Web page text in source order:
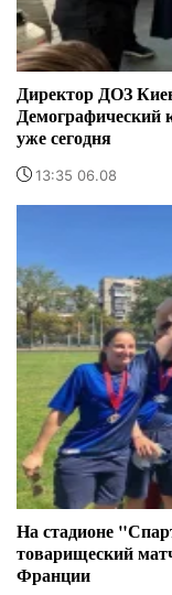
Директор ДОЗ
Демографический
уже сегодня
13:35 06.08
На стадионе
товарищеский
Франции